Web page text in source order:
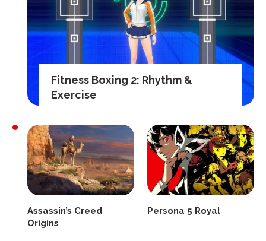
Fitness Boxing 2: Rhythm &
Exercise
Assassin’s Creed
Origins
Persona 5 Royal